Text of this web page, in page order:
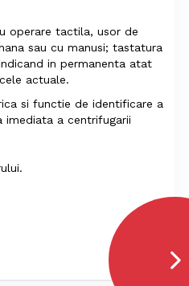
operare tactila, usor de
sau cu manusi; tastatura
in permanenta atat
actuale.
si functie de identificare a
imediata a centrifugarii